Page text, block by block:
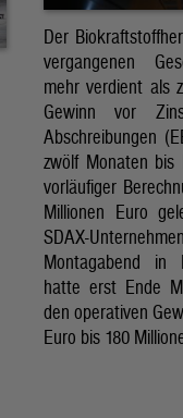
Der
vergangenen
mehr verdient als
Gewinn vor
Abschreibungen
zwölf Monaten bis
vorläufiger
Millionen Euro
SDAX-
Montagabend in
hatte erst Ende
den operativen
Euro bis 180